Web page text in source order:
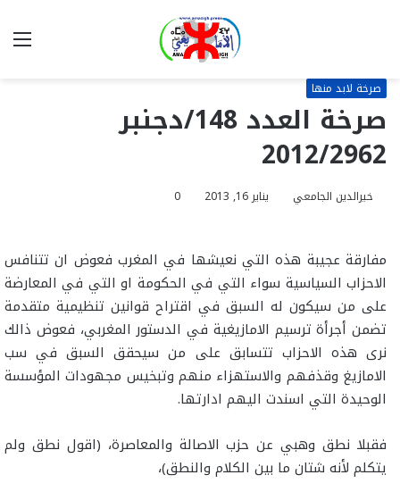
صرخة لابد منها
صرخة العدد 148/دجنبر
2012/2962
خيرالدين الجامعي يناير 16, 2013 0
مفارقة عجيبة هذه التي نعيشها في المغرب فعوض ان تتنافس
الاحزاب السياسية سواء التي في الحكومة او التي في المعارضة
على من سيكون له السبق في اقتراح قوانين تنظيمية متقدمة
تضمن أجرأة ترسيم الامازيغية في الدستور المغربي، فعوض ذالك
نرى هذه الاحزاب تتسابق على من سيحقق السبق في سب
الامازيغ وقذفهم والاستهزاء منهم وتبخيس مجهودات المؤسسة
الوحيدة التي اسندت اليهم ادارتها.
فقبلا نطق وهبي عن حزب الاصالة والمعاصرة، (اقول نطق ولم
يتكلم لأنه شتان ما بين الكلام والنطق)،